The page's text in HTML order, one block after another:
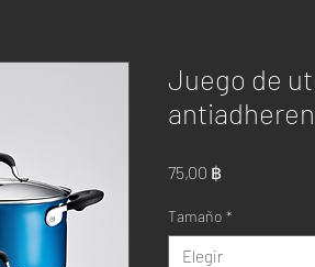
Juego de
75,00 ฿
Tamaño *
Elegir